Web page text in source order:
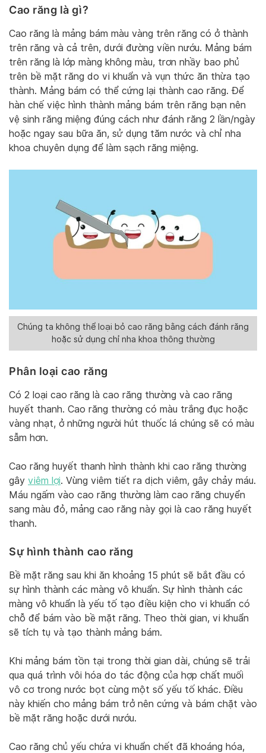
Cao răng là gì?
Cao răng là mảng bám màu vàng trên răng có ở thành
trên răng và cả trên, dưới đường viền nướu. Mảng bám
trên răng là lớp màng không màu, trơn nhầy bao phủ
trên bề mặt răng do vi khuẩn và vụn thức ăn thừa tạo
thành. Mảng bám có thể cứng lại thành cao răng. Để
hàn chế việc hình thành mảng bám trên răng bạn nên
vệ sinh răng miệng đúng cách như đánh răng 2 lần/ngày
hoặc ngay sau bữa ăn, sử dụng tăm nước và chỉ nha
khoa chuyên dụng để làm sạch răng miệng.
Chúng ta không thể loại bỏ cao răng bằng cách đánh răng
hoặc sử dụng chỉ nha khoa thông thường
Phân loại cao răng
Có 2 loại cao răng là cao răng thường và cao răng
huyết thanh. Cao răng thường có màu trắng đục hoặc
vàng nhạt, ở những người hút thuốc lá chúng sẽ có màu
sẫm hơn.
Cao răng huyết thanh hình thành khi cao răng thường
gây viêm lợi. Vùng viêm tiết ra dịch viêm, gây chảy máu.
Máu ngấm vào cao răng thường làm cao răng chuyển
sang màu đỏ, mảng cao răng này gọi là cao răng huyết
thanh.
Sự hình thành cao răng
Bề mặt răng sau khi ăn khoảng 15 phút sẽ bắt đầu có
sự hình thành các màng vô khuẩn. Sự hình thành các
màng vô khuẩn là yếu tố tạo điều kiện cho vi khuẩn có
chỗ để bám vào bề mặt răng. Theo thời gian, vi khuẩn
sẽ tích tụ và tạo thành mảng bám.
Khi mảng bám tồn tại trong thời gian dài, chúng sẽ trải
qua quá trình vôi hóa do tác động của hợp chất muối
vô cơ trong nước bọt cùng một số yếu tố khác. Điều
này khiến cho mảng bám trở nên cứng và bám chặt vào
bề mặt răng hoặc dưới nướu.
Cao răng chủ yếu chứa vi khuẩn chết đã khoáng hóa,